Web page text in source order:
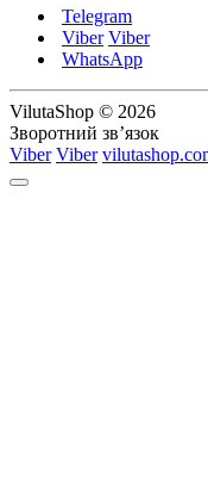
Telegram
Viber Viber
WhatsApp
VilutaShop © 2026
Зворотний зв’язок
Viber Viber